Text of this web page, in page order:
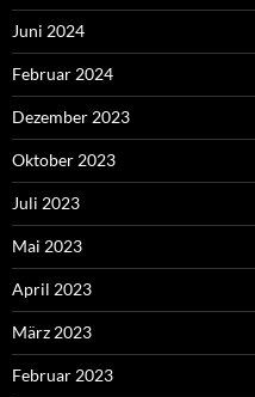
Juni 2024
Februar 2024
Dezember 2023
Oktober 2023
Juli 2023
Mai 2023
April 2023
März 2023
Februar 2023